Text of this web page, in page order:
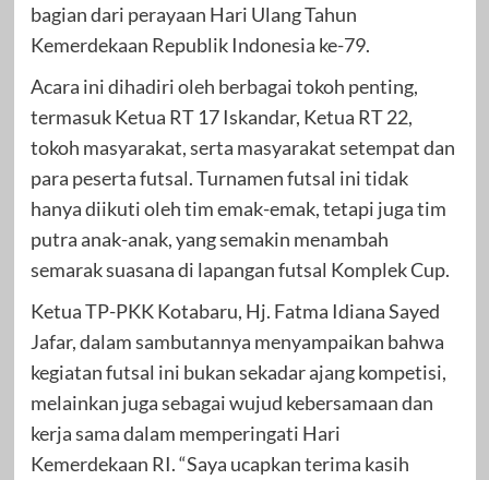
bagian dari perayaan Hari Ulang Tahun
Kemerdekaan Republik Indonesia ke-79.
Acara ini dihadiri oleh berbagai tokoh penting,
termasuk Ketua RT 17 Iskandar, Ketua RT 22,
tokoh masyarakat, serta masyarakat setempat dan
para peserta futsal. Turnamen futsal ini tidak
hanya diikuti oleh tim emak-emak, tetapi juga tim
putra anak-anak, yang semakin menambah
semarak suasana di lapangan futsal Komplek Cup.
Ketua TP-PKK Kotabaru, Hj. Fatma Idiana Sayed
Jafar, dalam sambutannya menyampaikan bahwa
kegiatan futsal ini bukan sekadar ajang kompetisi,
melainkan juga sebagai wujud kebersamaan dan
kerja sama dalam memperingati Hari
Kemerdekaan RI. “Saya ucapkan terima kasih